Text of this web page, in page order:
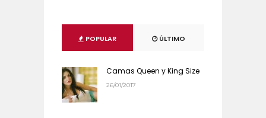
POPULAR ÚLTIMO
Camas Queen y King Size
26/01/2017